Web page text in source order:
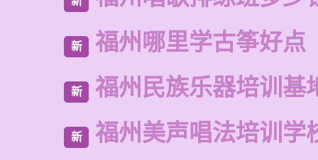
新 福州哪里学古筝好点
新 福州民族乐器培训基
新 福州美声唱法培训学